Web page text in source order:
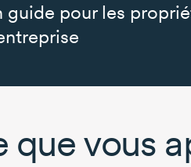
guide pour les
que vous